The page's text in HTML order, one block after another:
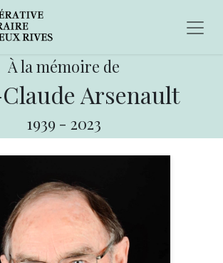
À la mémoire de
Arsenault
1939 - 2023